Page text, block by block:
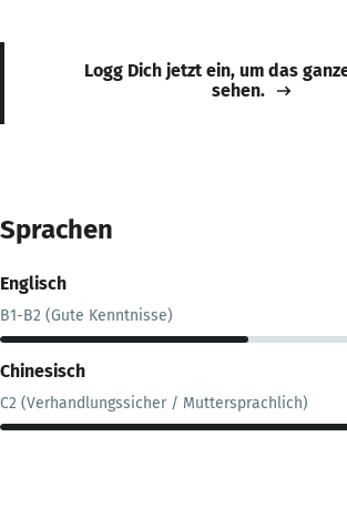
Logg Dich jetzt ein, um das
sehen.
Sprachen
Englisch
B1-B2 (Gute Kenntnisse)
Chinesisch
C2 (Verhandlungssicher / Muttersprachlich)